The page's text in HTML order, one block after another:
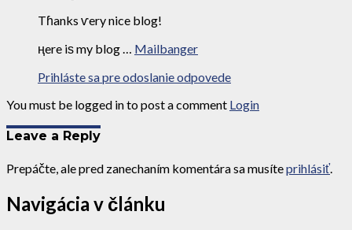
Tɦanks ѵery nice blog!
ңere iѕ my blog … Mailbanger
Prihláste sa pre odoslanie odpovede
You must be logged in to post a comment Login
Leave a Reply
Prepáčte, ale pred zanechaním komentára sa musíteprihlásiť.
Navigácia v článku